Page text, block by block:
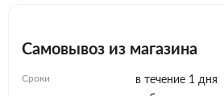
Самовывоз из магазина
Сроки
в течение 1 дня